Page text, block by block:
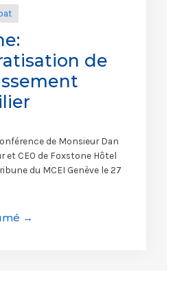
de
de Monsieur Dan
et CEO de Foxstone Hôtel
du MCEI Genève le 27
→